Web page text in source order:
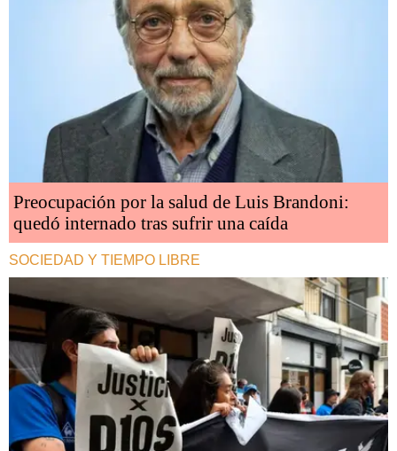
Preocupación por la salud de Luis Brandoni:
quedó internado tras sufrir una caída
SOCIEDAD Y TIEMPO LIBRE